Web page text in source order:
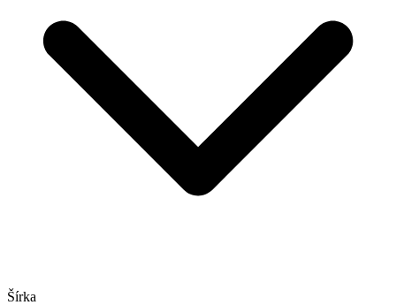
Šírka